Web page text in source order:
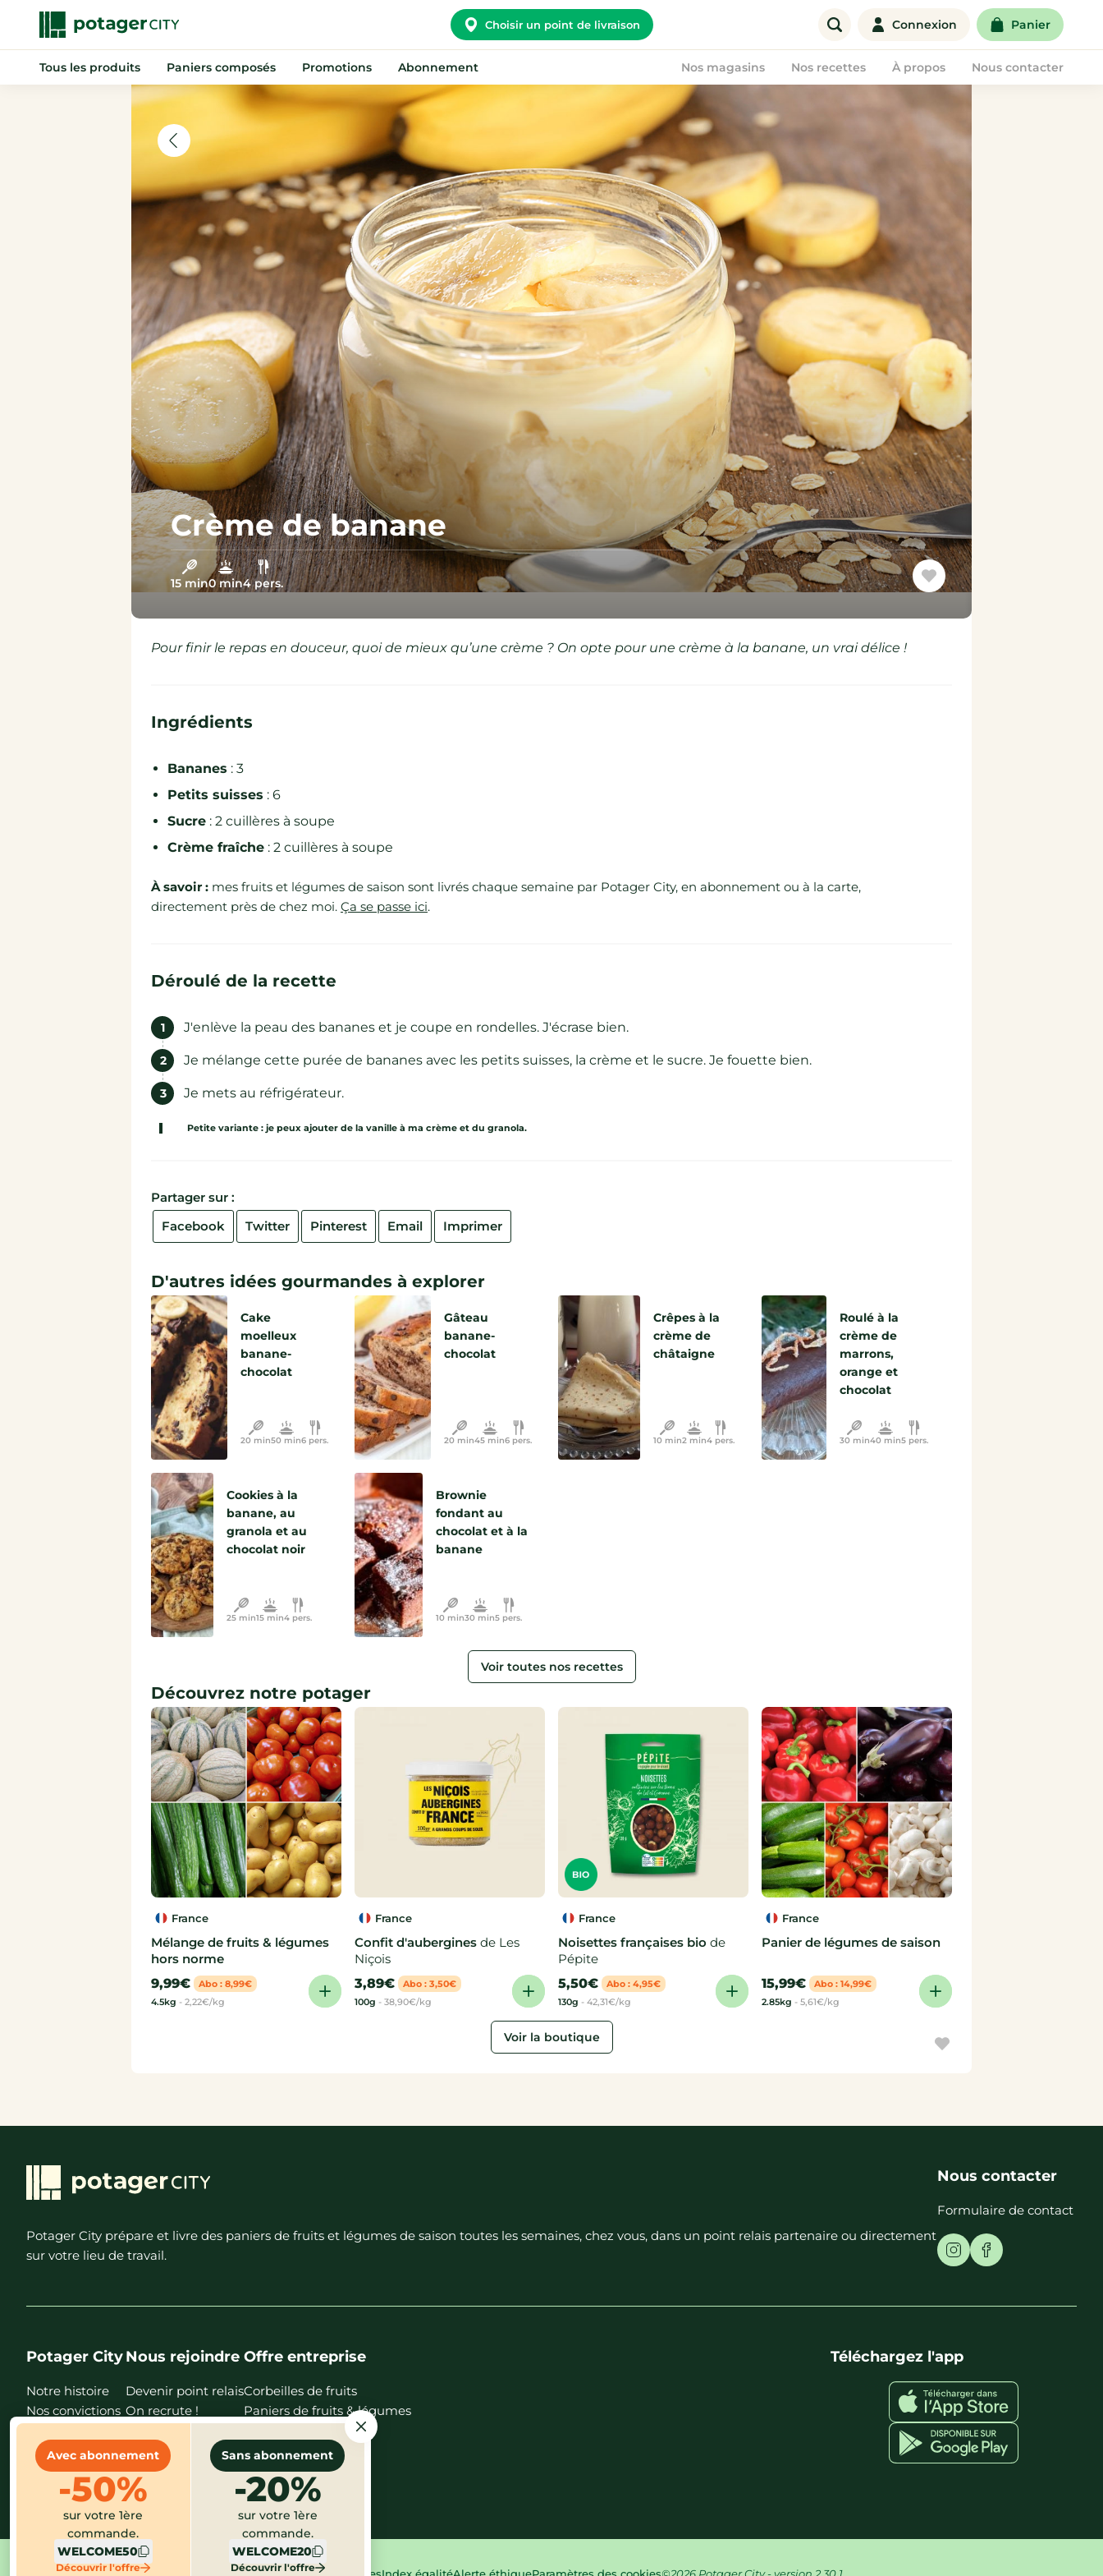
Avec abonnement
-50%
sur votre 1ère
commande.
WELCOME50
Découvrir l'offre
Sans abonnement
-20%
sur votre 1ère
commande.
WELCOME20
Découvrir l'offre
Choisir un point de livraison Connexion Panier
Tous les produits
Anti-gaspi
Indispensables
Épicerie sucrée
Épicerie salée
Paniers composés Promotions Abonnement Nos magasins Nos recettes À propos
Nos convictions
Notre histoire
Nos points relais
FAQ
Nous rejoindre
Devenir point relais
On recrute !
Offre entreprise
Corbeilles de fruits
Paniers de fruits & légumes
Nous contacter
Crème de banane
15 min0 min4 pers.
Pour finir le repas en douceur, quoi de mieux qu’une crème ? On opte pour une crème à la banane, un vrai délice !
Ingrédients
Bananes : 3
Petits suisses : 6
Sucre : 2 cuillères à soupe
Crème fraîche : 2 cuillères à soupe
À savoir : mes fruits et légumes de saison sont livrés chaque semaine par Potager City, en abonnement ou à la carte,
directement près de chez moi. Ça se passe ici.
Déroulé de la recette
J'enlève la peau des bananes et je coupe en rondelles. J'écrase bien.
Je mélange cette purée de bananes avec les petits suisses, la crème et le sucre. Je fouette bien.
Je mets au réfrigérateur.
Petite variante : je peux ajouter de la vanille à ma crème et du granola.
Partager sur :
Facebook
Twitter Pinterest Email Imprimer
D'autres idées gourmandes à explorer
Cake
moelleux
banane-
chocolat
20 min50 min6 pers.
Gâteau
banane-
chocolat
20 min45 min6 pers.
Crêpes à la
crème de
châtaigne
10 min2 min4 pers.
Roulé à la
crème de
marrons,
orange et
chocolat
30 min40 min5 pers.
Cookies à la
banane, au
granola et au
chocolat noir
25 min15 min4 pers.
Brownie
fondant au
chocolat et à la
banane
10 min30 min5 pers.
Voir toutes nos recettes
Découvrez notre potager
France
Mélange de fruits & légumes
hors norme
9,99€
Abo : 8,99€
4.5kg - 2,22€/kg
France
Confit d'aubergines de Les
Niçois
3,89€
Abo : 3,50€
100g - 38,90€/kg
France
Noisettes françaises bio de
Pépite
5,50€
Abo : 4,95€
130g - 42,31€/kg
France
Panier de légumes de saison
15,99€
Abo : 14,99€
2.85kg - 5,61€/kg
Voir la boutique
Potager City prépare et livre des paniers de fruits et légumes de saison toutes les semaines, chez vous, dans un point relais partenaire ou directement
sur votre lieu de travail.
Nous contacter
Formulaire de contact
Potager City
Notre histoire
Nos convictions
Nos magasins
Nos recettes
Nous rejoindre
Devenir point relais
On recrute !
Offre entreprise
Corbeilles de fruits
Paniers de fruits & légumes
Téléchargez l'app